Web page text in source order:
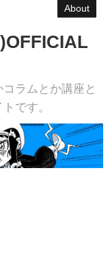
About
ラムとか講座と
です。